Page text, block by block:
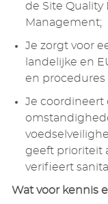
de Site Quality
Management;
Je zorgt voor
landelijke en
en procedures
Je coordineert
geeft prioriteit
verifieert
Wat voor kennis